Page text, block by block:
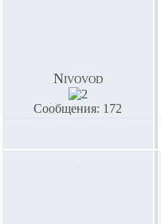
Nivovod
Сообщения: 172